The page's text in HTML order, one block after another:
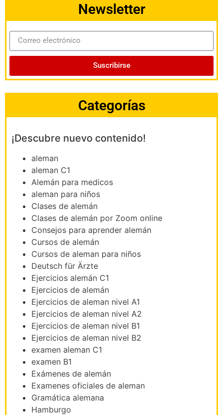
Newsletter
Suscribirse
Categorías
¡Descubre nuevo contenido!
aleman
aleman C1
Alemán para medicos
aleman para niños
Clases de alemán
Clases de alemán por Zoom online
Consejos para aprender alemán
Cursos de alemán
Cursos de aleman para niños
Deutsch für Ärzte
Ejercicios alemán C1
Ejercicios de alemán
Ejercicios de aleman nivel A1
Ejercicios de aleman nivel A2
Ejercicios de aleman nivel B1
Ejercicios de aleman nivel B2
examen aleman C1
examen B1
Exámenes de alemán
Examenes oficiales de aleman
Gramática alemana
Hamburgo